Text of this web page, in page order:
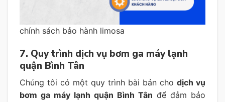
chính sách bảo hành limosa
7. Quy trình dịch vụ bơm ga máy lạnh
quận Bình Tân
Chúng tôi có một quy trình bài bản cho dịch vụ
bơm ga máy lạnh quận Bình Tân để đảm bảo